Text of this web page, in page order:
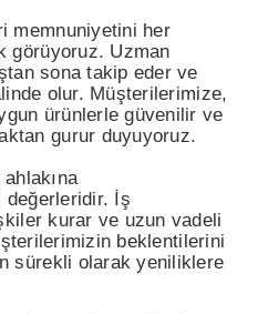
memnuniyetini her
görüyoruz. Uzman
sona takip eder ve
olur. Müşterilerimize,
ürünlerle güvenilir ve
gurur duyuyoruz.
değerleridir. İş
kurar ve uzun vadeli
beklentilerini
sürekli olarak yeniliklere